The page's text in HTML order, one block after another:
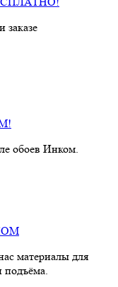
обоев Инком.
материалы для
подъёма.